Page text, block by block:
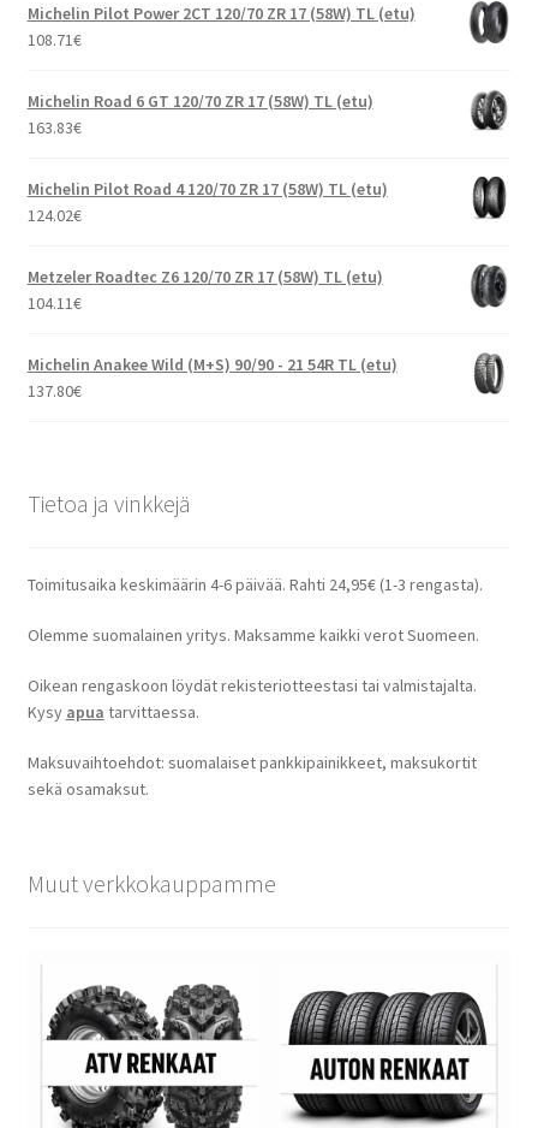
Michelin Pilot Power 2CT 120/70 ZR 17 (58W) TL (etu)
108.71€
Michelin Road 6 GT 120/70 ZR 17 (58W) TL (etu)
163.83€
Michelin Pilot Road 4 120/70 ZR 17 (58W) TL (etu)
124.02€
Metzeler Roadtec Z6 120/70 ZR 17 (58W) TL (etu)
104.11€
Michelin Anakee Wild (M+S) 90/90 - 21 54R TL (etu)
137.80€
Tietoa ja vinkkejä
Toimitusaika keskimäärin 4-6 päivää. Rahti 24,95€ (1-3 rengasta).
Olemme suomalainen yritys. Maksamme kaikki verot Suomeen.
Oikean rengaskoon löydät rekisteriotteestasi tai valmistajalta.
Kysy apua tarvittaessa.
Maksuvaihtoehdot: suomalaiset pankkipainikkeet, maksukortit
sekä osamaksut.
Muut verkkokauppamme